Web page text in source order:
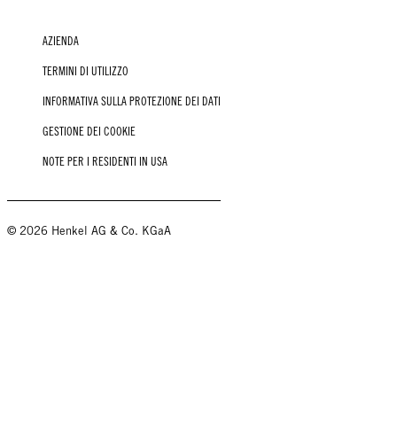
AZIENDA
TERMINI DI UTILIZZO
INFORMATIVA SULLA PROTEZIONE DEI DATI
GESTIONE DEI COOKIE
NOTE PER I RESIDENTI IN USA
© 2026 Henkel AG & Co. KGaA